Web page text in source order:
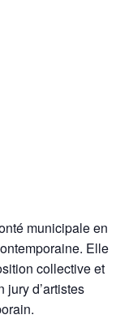
municipale en
Elle
collective et
jury d’artistes